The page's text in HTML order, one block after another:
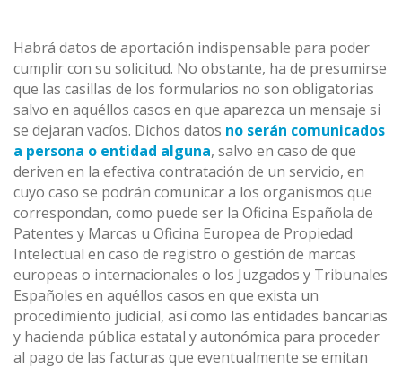
Habrá datos de aportación indispensable para poder
cumplir con su solicitud. No obstante, ha de presumirse
que las casillas de los formularios no son obligatorias
salvo en aquéllos casos en que aparezca un mensaje si
se dejaran vacíos. Dichos datos no serán comunicados
a persona o entidad alguna, salvo en caso de que
deriven en la efectiva contratación de un servicio, en
cuyo caso se podrán comunicar a los organismos que
correspondan, como puede ser la Oficina Española de
Patentes y Marcas u Oficina Europea de Propiedad
Intelectual en caso de registro o gestión de marcas
europeas o internacionales o los Juzgados y Tribunales
Españoles en aquéllos casos en que exista un
procedimiento judicial, así como las entidades bancarias
y hacienda pública estatal y autonómica para proceder
al pago de las facturas que eventualmente se emitan